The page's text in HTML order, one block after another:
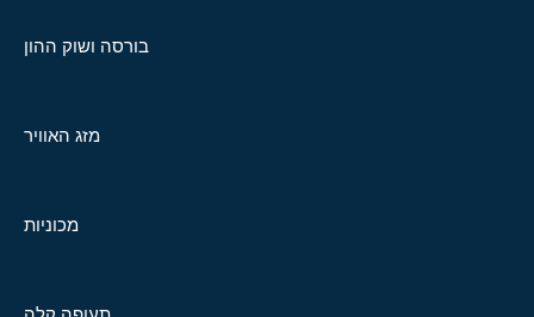
בורסה ושוק ההון
מזג האוויר
מכוניות